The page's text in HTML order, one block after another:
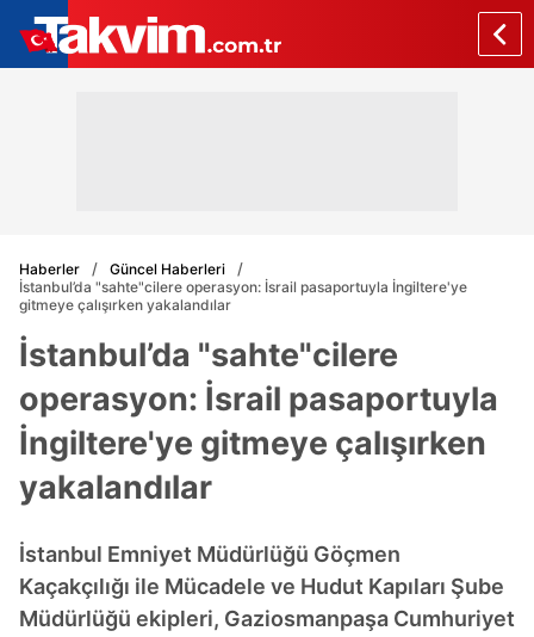
Haberler
Güncel Haberleri
İstanbul’da "sahte"cilere operasyon: İsrail pasaportuyla İngiltere'ye
gitmeye çalışırken yakalandılar
İstanbul’da "sahte"cilere
operasyon: İsrail pasaportuyla
İngiltere'ye gitmeye çalışırken
yakalandılar
İstanbul Emniyet Müdürlüğü Göçmen
Kaçakçılığı ile Mücadele ve Hudut Kapıları Şube
Müdürlüğü ekipleri, Gaziosmanpaşa Cumhuriyet